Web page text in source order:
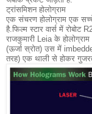
ट्रांसमिशन होलोग्राम
एक संचरण होलोग्राम एक सच्चे
है. फिल्म स्टार वार्स में
राजकुमारी Leia के
(ऊर्जा स्रोत) उस में
तरह) एक थाली से होकर